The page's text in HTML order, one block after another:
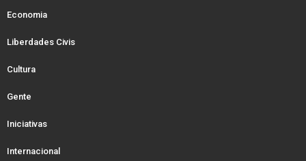
Economia
Liberdades Civis
Cultura
Gente
Iniciativas
Internacional